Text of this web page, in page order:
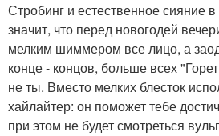
Стробинг и естественное сияние
значит, что перед новогодей
мелким шиммером все лицо, а
конце - концов, больше всех
не ты. Вместо мелких блесток
хайлайтер: он поможет тебе
при этом не будет смотреться